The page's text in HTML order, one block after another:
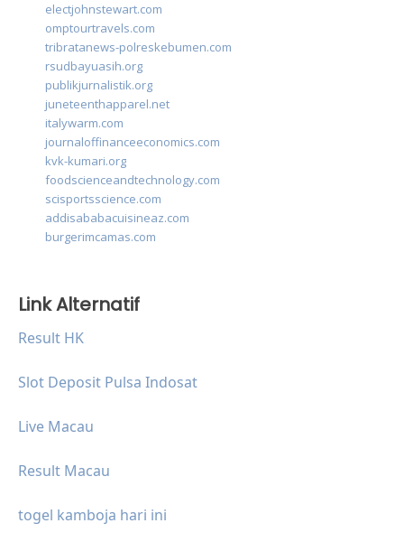
electjohnstewart.com
omptourtravels.com
tribratanews-polreskebumen.com
rsudbayuasih.org
publikjurnalistik.org
juneteenthapparel.net
italywarm.com
journaloffinanceeconomics.com
kvk-kumari.org
foodscienceandtechnology.com
scisportsscience.com
addisababacuisineaz.com
burgerimcamas.com
Link Alternatif
Result HK
Slot Deposit Pulsa Indosat
Live Macau
Result Macau
togel kamboja hari ini